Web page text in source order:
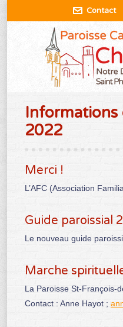
Contact
Informations
2022
Merci !
L’AFC (Association
Guide paroissial
Le nouveau guide
Marche
La Paroisse St-François-
Contact : Anne Hayot ;